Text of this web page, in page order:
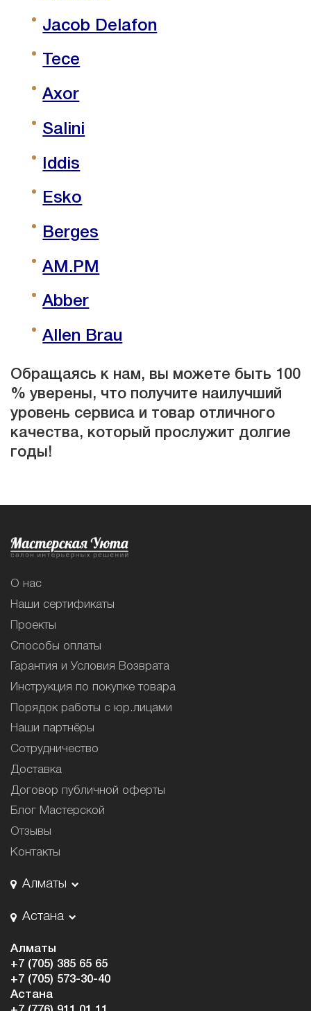
Jacob Delafon
Tece
Axor
Salini
Iddis
Esko
Berges
AM.PM
Abber
Allen Brau
Обращаясь к нам, вы можете быть 100
% уверены, что получите наилучший
уровень сервиса и товар отличного
качества, который прослужит долгие
годы!
О нас
Наши сертификаты
Проекты
Способы оплаты
Гарантия и Условия Возврата
Инструкция по покупке товара
Порядок работы с юр.лицами
Наши партнёры
Сотрудничество
Доставка
Договор публичной оферты
Блог Мастерской
Отзывы
Контакты
Алматы
Астана
Алматы
+7 (705) 385 65 65
+7 (705) 573-30-40
Астана